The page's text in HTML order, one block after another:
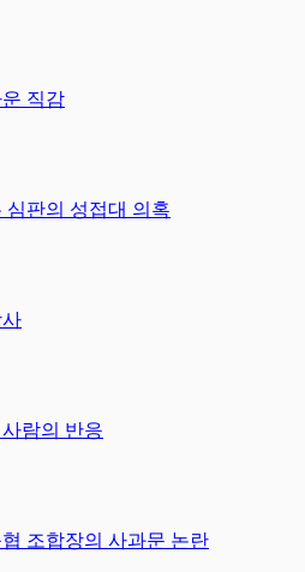
직감
심판의 성접대 의혹
람의 반응
조합장의 사과문 논란